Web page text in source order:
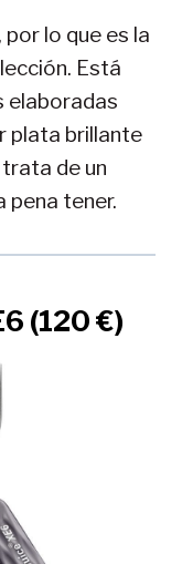
lo que es la
Está
elaboradas
plata brillante
de un
pena tener.
(120 €)